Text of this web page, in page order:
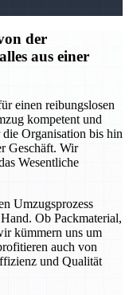
der
aus einer
einen reibungslosen
kompetent und
Organisation bis hin
Geschäft. Wir
Wesentliche
Umzugsprozess
Ob Packmaterial,
kümmern uns um
auch von
und Qualität